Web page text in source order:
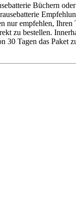
Büchern
empfehlen,
zu bestellen.
Tagen das Paket